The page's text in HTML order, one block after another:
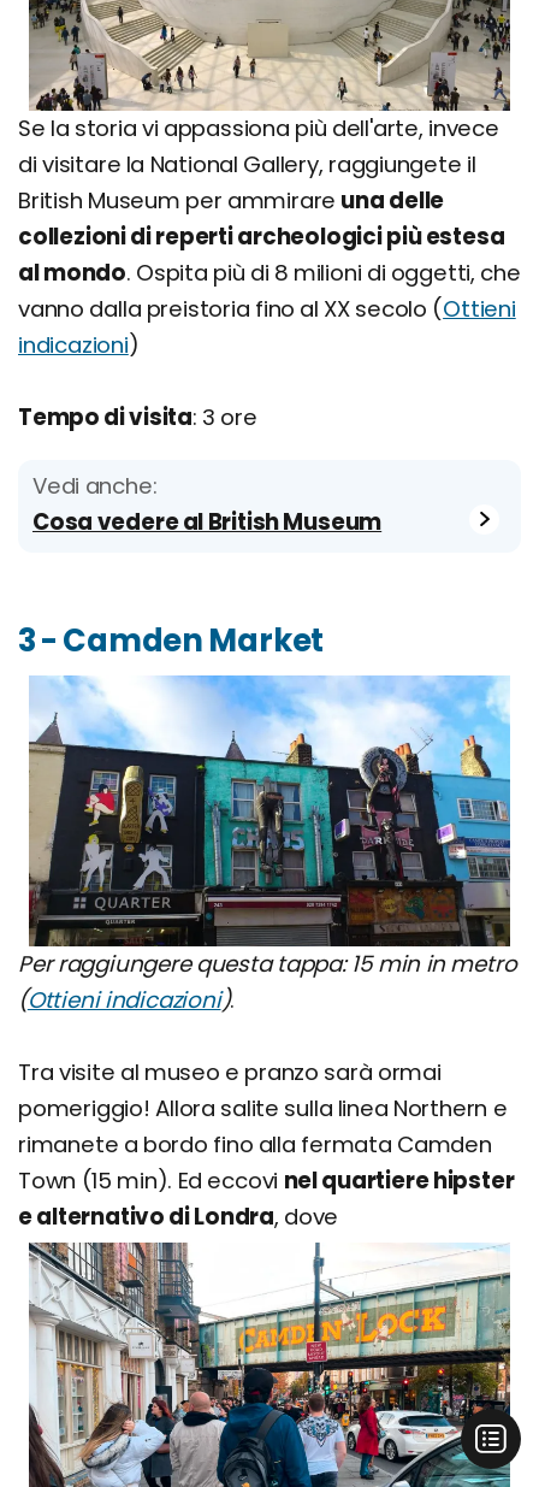
Se la storia vi appassiona più dell'arte, invece
di visitare la National Gallery, raggiungete il
British Museum per ammirare una delle
collezioni di reperti archeologici più estesa
al mondo. Ospita più di 8 milioni di oggetti, che
vanno dalla preistoria fino al XX secolo (Ottieni
indicazioni)
Tempo di visita: 3 ore
Vedi anche:
Cosa vedere al British Museum
3 - Camden Market
Per raggiungere questa tappa: 15 min in metro
(Ottieni indicazioni).
Tra visite al museo e pranzo sarà ormai
pomeriggio! Allora salite sulla linea Northern e
rimanete a bordo fino alla fermata Camden
Town (15 min). Ed eccovi nel quartiere hipster
e alternativo di Londra, dove